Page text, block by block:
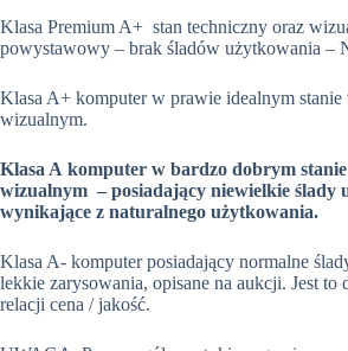
Klasa Premium A+ stan techniczny oraz
powystawowy – brak śladów użytkowania –
Klasa A+ komputer w prawie idealnym stanie
wizualnym.
Klasa A komputer w bardzo dobrym
wizualnym – posiadający niewielkie ślady
wynikające z naturalnego użytkowania.
Klasa A- komputer posiadający normalne
lekkie zarysowania, opisane na aukcji. Jest to
relacji cena / jakość.